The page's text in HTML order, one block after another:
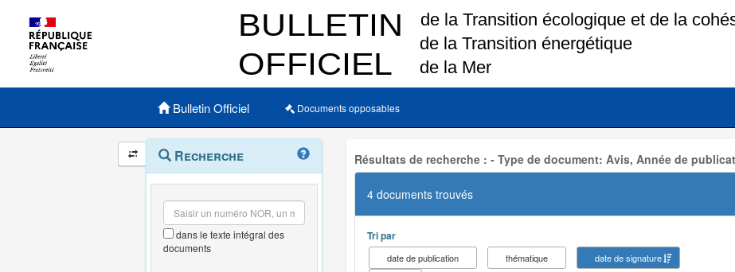
Menu principal
Bulletin Officiel Documents opposables
Navigation
et
outils
annexes
Menu
contextuel
Recherche
dans le texte intégral des
documents
Résultats de recherche : - Type de document: Avis, Année de
4 documents trouvés
Tri par
date de publication thématique
date de signature